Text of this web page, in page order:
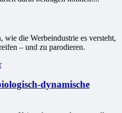
wie die Werbeindustrie es versteht,
– und zu parodieren.
dynamische